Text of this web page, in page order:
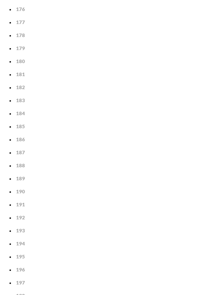
176
177
178
179
180
181
182
183
184
185
186
187
188
189
190
191
192
193
194
195
196
197